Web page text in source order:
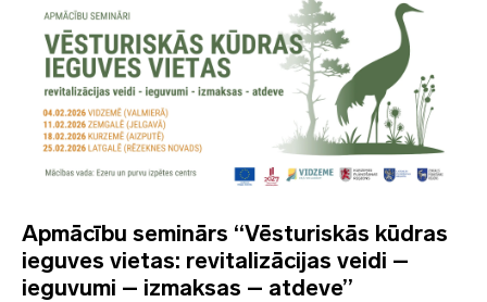
Apmācību seminārs “Vēsturiskās kūdras
ieguves vietas: revitalizācijas veidi –
ieguvumi – izmaksas – atdeve”